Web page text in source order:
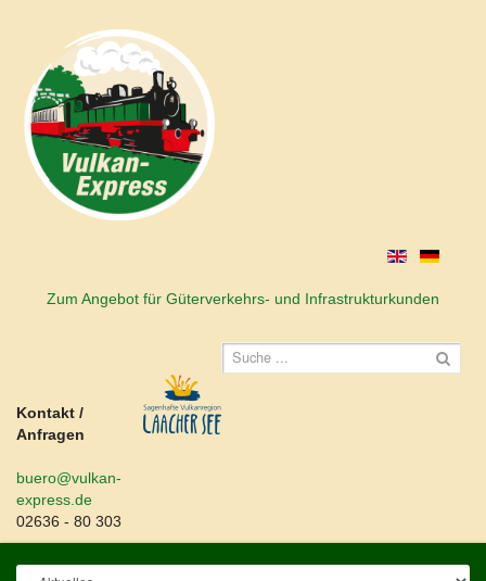
Zum Angebot für Güterverkehrs- und Infrastrukturkunden
Kontakt /
Anfragen
buero@vulkan-
express.de
02636 - 80 303